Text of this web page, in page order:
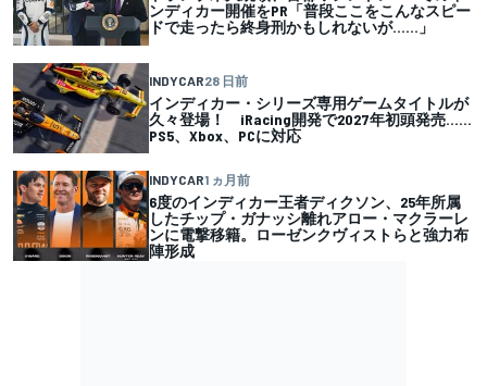
ンディカー開催をPR「普段ここをこんなスピー
ドで走ったら終身刑かもしれないが……」
INDYCAR28 日前
インディカー・シリーズ専用ゲームタイトルが
久々登場！ iRacing開発で2027年初頭発売……
PS5、Xbox、PCに対応
INDYCAR1 ヵ月前
6度のインディカー王者ディクソン、25年所属
したチップ・ガナッシ離れアロー・マクラーレ
ンに電撃移籍。ローゼンクヴィストらと強力布
陣形成